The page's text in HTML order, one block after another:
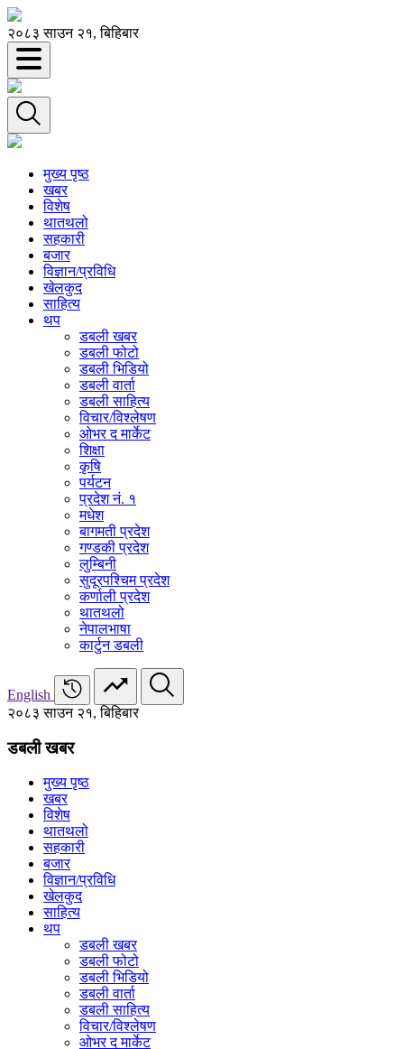
२०८३ साउन २१, बिहिबार
मुख्य पृष्ठ
खबर
विशेष
थातथलो
सहकारी
बजार
विज्ञान/प्रविधि
खेलकुद
साहित्य
थप
डबली खबर
डबली फोटो
डबली भिडियो
डबली वार्ता
डबली साहित्य
विचार/विश्‍लेषण
ओभर द मार्केट
शिक्षा
कृषि
पर्यटन
प्रदेश नं. १
मधेश
बागमती प्रदेश
गण्डकी प्रदेश
लुम्बिनी
सुदूरपश्चिम प्रदेश
कर्णाली प्रदेश
थातथलो
नेपालभाषा
कार्टुन डबली
English
२०८३ साउन २१, बिहिबार
डबली खबर
मुख्य पृष्ठ
खबर
विशेष
थातथलो
सहकारी
बजार
विज्ञान/प्रविधि
खेलकुद
साहित्य
थप
डबली खबर
डबली फोटो
डबली भिडियो
डबली वार्ता
डबली साहित्य
विचार/विश्‍लेषण
ओभर द मार्केट